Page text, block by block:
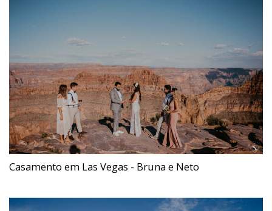
Casamento em Las Vegas - Bruna e Neto